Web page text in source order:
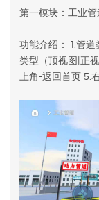
第一模块：工业管
功能介绍： 1.管
类型（顶视图|正
上角-返回首页 5.